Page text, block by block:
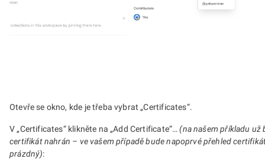
Otevře se okno, kde je třeba vybrat „Certificates“.
V „Certificates“ klikněte na „Add Certificate“…(na našem příkladu už
certifikát nahrán – ve vašem případě bude napoprvé přehled
prázdný):